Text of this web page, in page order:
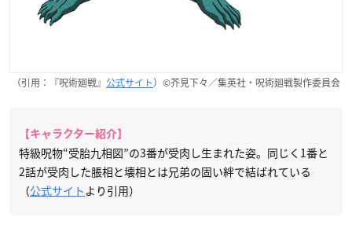
（引用：『呪術廻戦』 公式サイト）©芥見下々／集英社・呪術廻戦製作委員会
【キャラクター紹介】
特級呪物“受胎九相図”の3番が受肉し生まれた姿。同じく1番と
2話が受肉した脹相と壊相とは兄弟の固い絆で結ばれている
（公式サイト より引用）